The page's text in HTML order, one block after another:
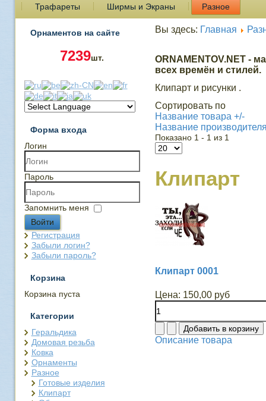
Трафареты
Ширмы и Экраны Разное
Орнаментов на сайте
7239шт.
Форма входа
Логин
Пароль
Запомнить меня
Войти
Регистрация
Забыли логин?
Забыли пароль?
Корзина
Корзина пуста
Категории
Геральдика
Домовая резьба
Ковка
Орнаменты
Разное
Готовые изделия
Клипарт
Вы здесь: Главная
ORNAMENTOV.NET -
всех времён и стилей.
Клипарт и рисунки .
Сортировать по
Название товара +/-
Название
Показано 1 - 1 из 1
Клипарт
Клипарт 0001
Цена: 150,00 руб
Описание товара